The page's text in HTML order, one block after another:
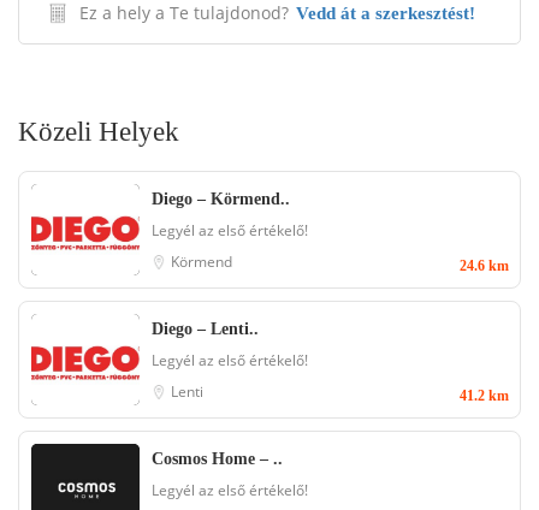
Ez a hely a Te tulajdonod? Vedd át a szerkesztést!
Közeli Helyek
Diego – Körmend..
Legyél az első értékelő!
Körmend
24.6 km
Diego – Lenti..
Legyél az első értékelő!
Lenti
41.2 km
Cosmos Home – ..
Legyél az első értékelő!